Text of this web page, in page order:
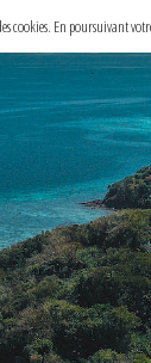
cookies. En poursuivant